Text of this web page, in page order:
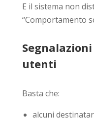
E il sistema non
“Comportamento
utenti
Basta che:
alcuni